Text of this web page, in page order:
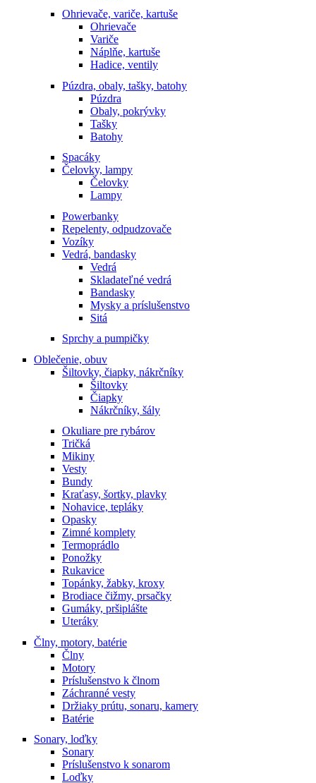
Ohrievače, variče, kartuše
Ohrievače
Variče
Náplňe, kartuše
Hadice, ventily
Púzdra, obaly, tašky, batohy
Púzdra
Obaly, pokrývky
Tašky
Batohy
Spacáky
Čelovky, lampy
Čelovky
Lampy
Powerbanky
Repelenty, odpudzovače
Vozíky
Vedrá, bandasky
Vedrá
Skladateľné vedrá
Bandasky
Mysky a príslušenstvo
Sitá
Sprchy a pumpičky
Oblečenie, obuv
Šiltovky, čiapky, nákrčníky
Šiltovky
Čiapky
Nákrčníky, šály
Okuliare pre rybárov
Tričká
Mikiny
Vesty
Bundy
Kraťasy, šortky, plavky
Nohavice, tepláky
Opasky
Zimné komplety
Termoprádlo
Ponožky
Rukavice
Topánky, žabky, kroxy
Brodiace čižmy, prsačky
Gumáky, pršiplášte
Uteráky
Člny, motory, batérie
Člny
Motory
Príslušenstvo k člnom
Záchranné vesty
Držiaky prútu, sonaru, kamery
Batérie
Sonary, loďky
Sonary
Príslušenstvo k sonarom
Loďky